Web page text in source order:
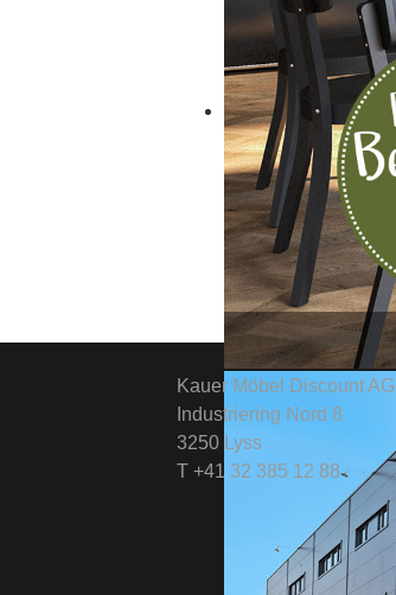
Kauer Möbel Discount AG
Industriering Nord 8
3250 Lyss
T +41 32 385 12 88